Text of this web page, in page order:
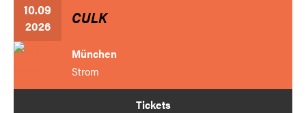
10.09
2026 CULK
München
Strom
Tickets